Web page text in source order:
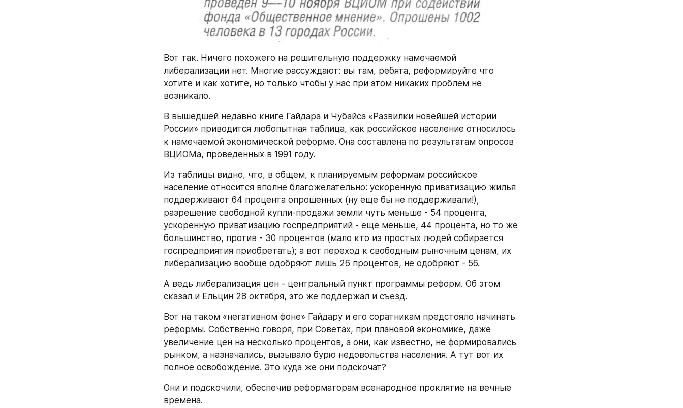
Вот так. Ничего похожего на решительную поддержку намечаемой
либерализации нет. Многие рассуждают: вы там, ребята, реформируйте что
хотите и как хотите, но только чтобы у нас при этом никаких проблем не
возникало.
В вышедшей недавно книге Гайдара и Чубайса «Развилки новейшей истории
России» приводится любопытная таблица, как российское население относилось
к намечаемой экономической реформе. Она составлена по результатам опросов
ВЦИОМа, проведенных в 1991 году.
Из таблицы видно, что, в общем, к планируемым реформам российское
население относится вполне благожелательно: ускоренную приватизацию жилья
поддерживают 64 процента опрошенных (ну еще бы не поддерживали!),
разрешение свободной купли-продажи земли чуть меньше - 54 процента,
ускоренную приватизацию госпредприятий - еще меньше, 44 процента, но то же
большинство, против - 30 процентов (мало кто из простых людей собирается
госпредприятия приобретать); а вот переход к свободным рыночным ценам, их
либерализацию вообще одобряют лишь 26 процентов, не одобряют - 56.
А ведь либерализация цен - центральный пункт программы реформ. Об этом
сказал и Ельцин 28 октября, это же поддержал и съезд.
Вот на таком «негативном фоне» Гайдару и его соратникам предстояло начинать
реформы. Собственно говоря, при Советах, при плановой экономике, даже
увеличение цен на несколько процентов, а они, как известно, не формировались
рынком, а назначались, вызывало бурю недовольства населения. А тут вот их
полное освобождение. Это куда же они подскочат?
Они и подскочили, обеспечив реформаторам всенародное проклятие на вечные
времена.